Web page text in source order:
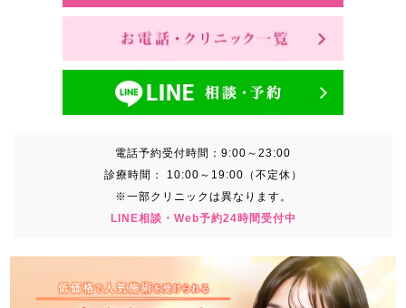
電話予約受付時間： 9:00～23:00
診療時間：
10:00～19:00（不定休）
※一部クリニックは異なります。
LINE相談・Web予約24時間受付中